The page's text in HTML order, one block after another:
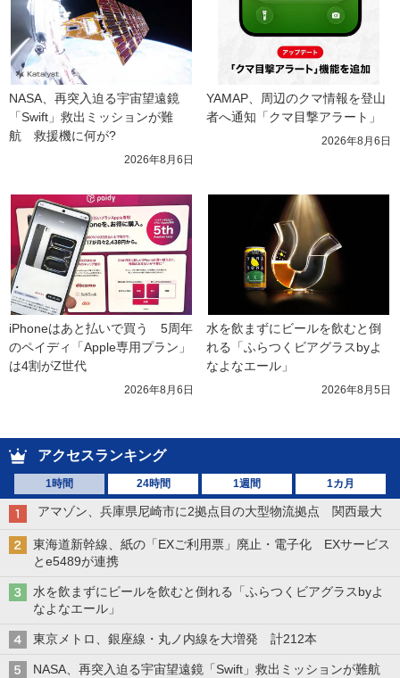
NASA、再突入迫る宇宙望遠鏡
「Swift」救出ミッションが難
航　救援機に何が?
2026年8月6日
YAMAP、周辺のクマ情報を登山
者へ通知「クマ目撃アラート」
2026年8月6日
iPhoneはあと払いで買う　5周年
のペイディ「Apple専用プラン」
は4割がZ世代
2026年8月6日
水を飲まずにビールを飲むと倒
れる「ふらつくビアグラスbyよ
なよなエール」
2026年8月5日
アクセスランキング
1時間 24時間 1週間 1カ月
アマゾン、兵庫県尼崎市に2拠点目の大型物流拠点 関西最大
東海道新幹線、紙の「EXご利用票」廃止・電子化 EXサービス
とe5489が連携
水を飲まずにビールを飲むと倒れる「ふらつくビアグラスbyよ
なよなエール」
東京メトロ、銀座線・丸ノ内線を大増発 計212本
NASA、再突入迫る宇宙望遠鏡「Swift」救出ミッションが難航